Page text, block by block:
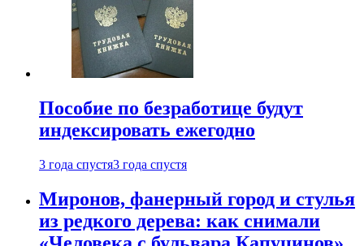
Пособие по безработице будут
индексировать ежегодно
3 года спустя3 года спустя
Миронов, фанерный город и стулья
из редкого дерева: как снимали